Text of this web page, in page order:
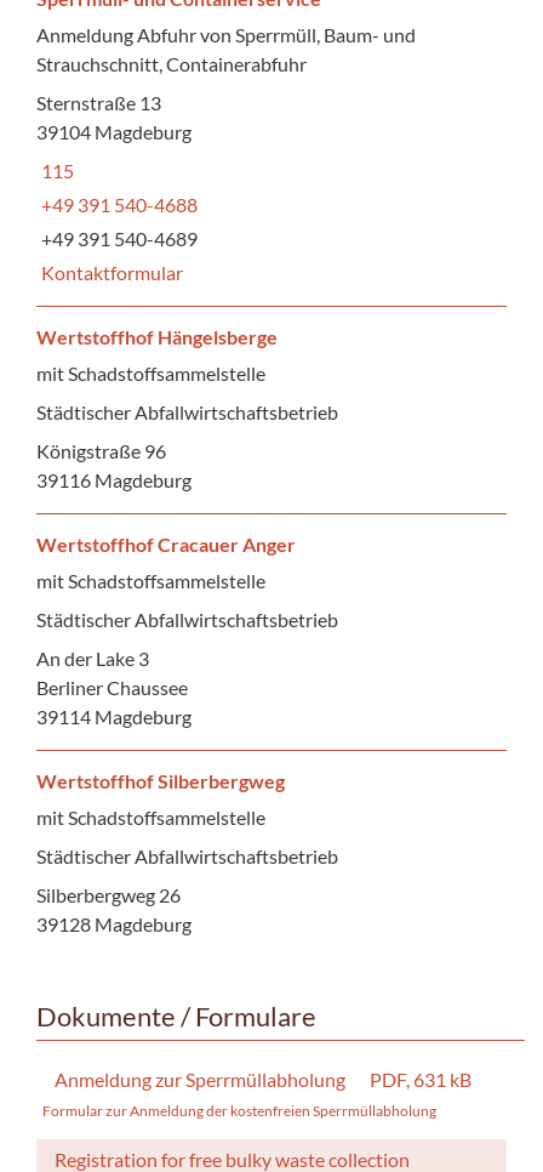
Anmeldung Abfuhr von Sperrmüll, Baum- und
Strauchschnitt, Containerabfuhr
Sternstraße 13
39104 Magdeburg
115
+49 391 540-4688
+49 391 540-4689
Kontaktformular
Wertstoffhof Hängelsberge
mit Schadstoffsammelstelle
Städtischer Abfallwirtschaftsbetrieb
Königstraße 96
39116 Magdeburg
Wertstoffhof Cracauer Anger
mit Schadstoffsammelstelle
Städtischer Abfallwirtschaftsbetrieb
An der Lake 3
Berliner Chaussee
39114 Magdeburg
Wertstoffhof Silberbergweg
mit Schadstoffsammelstelle
Städtischer Abfallwirtschaftsbetrieb
Silberbergweg 26
39128 Magdeburg
Dokumente / Formulare
Anmeldung zur Sperrmüllabholung PDF, 631 kB
Formular zur Anmeldung der kostenfreien Sperrmüllabholung
Registration for free bulky waste collection